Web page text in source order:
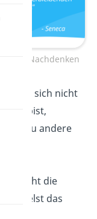
zum Nachdenken
zeigt sich nicht
du bist,
du andere
mischt die
spielst das